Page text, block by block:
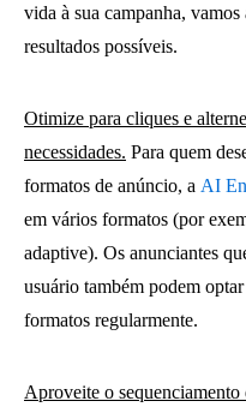
vida à sua campanha,
resultados possíveis.
Otimize para cliques e
necessidades. Para quem
formatos de anúncio, a AI
em vários formatos (por
adaptive). Os anunciantes
usuário também podem
formatos regularmente.
Aproveite o sequenciamento